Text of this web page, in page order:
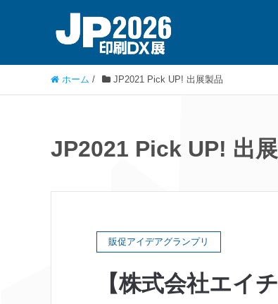
ホーム / JP2021 Pick UP! 出展製品
JP2021 Pick UP! 出
販促アイデアグランプリ
【株式会社エイ